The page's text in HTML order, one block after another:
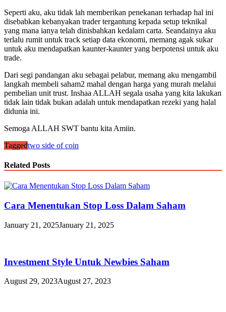
Seperti aku, aku tidak lah memberikan penekanan terhadap hal ini
disebabkan kebanyakan trader tergantung kepada setup teknikal
yang mana ianya telah dinisbahkan kedalam carta. Seandainya aku
terlalu rumit untuk track setiap data ekonomi, memang agak sukar
untuk aku mendapatkan kaunter-kaunter yang berpotensi untuk aku
trade.
Dari segi pandangan aku sebagai pelabur, memang aku mengambil
langkah membeli saham2 mahal dengan harga yang murah melalui
pembelian unit trust. Inshaa ALLAH segala usaha yang kita lakukan
tidak lain tidak bukan adalah untuk mendapatkan rezeki yang halal
didunia ini.
Semoga ALLAH SWT bantu kita Amiin.
Taggedtwo side of coin
Related Posts
Cara Menentukan Stop Loss Dalam Saham
January 21, 2025January 21, 2025
Investment Style Untuk Newbies Saham
August 29, 2023August 27, 2023